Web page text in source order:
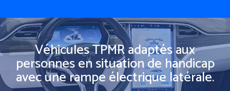
Véhicules TPMR adaptés aux
personnes en situation de handicap
avec une rampe électrique latérale.